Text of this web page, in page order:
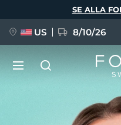
SE ALLA
US 8/10/26